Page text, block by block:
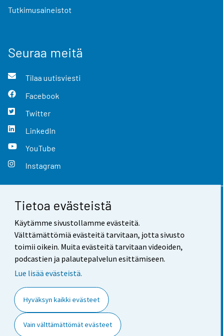
Tietoa evästeistä
Käytämme sivustollamme evästeitä.
Välttämättömiä evästeitä tarvitaan, jotta sivusto
toimii oikein. Muita evästeitä tarvitaan videoiden,
podcastien ja palautepalvelun esittämiseen.
Lue lisää evästeistä.
Hyväksyn kaikki evästeet
Vain välttämättömät evästeet
Tutkimusaineistot
Seuraa meitä
Tilaa uutisviesti
Facebook
Twitter
LinkedIn
YouTube
Instagram
Yhteystiedot
Palaute
Käyttöehdot
Saavutettavuus
Tietoa sivustosta
Evästeasetukset